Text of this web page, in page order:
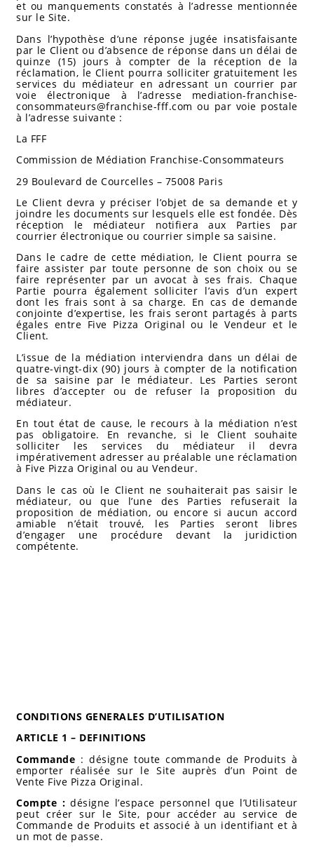
et ou manquements constatés à l’adresse mentionnée
sur le Site.
Dans l’hypothèse d’une réponse jugée insatisfaisante
par le Client ou d’absence de réponse dans un délai de
quinze (15) jours à compter de la réception de la
réclamation, le Client pourra solliciter gratuitement les
services du médiateur en adressant un courrier par
voie électronique à l’adresse mediation-franchise-
consommateurs@franchise-fff.com ou par voie postale
à l’adresse suivante :
La FFF
Commission de Médiation Franchise-Consommateurs
29 Boulevard de Courcelles – 75008 Paris
Le Client devra y préciser l’objet de sa demande et y
joindre les documents sur lesquels elle est fondée. Dès
réception le médiateur notifiera aux Parties par
courrier électronique ou courrier simple sa saisine.
Dans le cadre de cette médiation, le Client pourra se
faire assister par toute personne de son choix ou se
faire représenter par un avocat à ses frais. Chaque
Partie pourra également solliciter l’avis d’un expert
dont les frais sont à sa charge. En cas de demande
conjointe d’expertise, les frais seront partagés à parts
égales entre Five Pizza Original ou le Vendeur et le
Client.
L’issue de la médiation interviendra dans un délai de
quatre-vingt-dix (90) jours à compter de la notification
de sa saisine par le médiateur. Les Parties seront
libres d’accepter ou de refuser la proposition du
médiateur.
En tout état de cause, le recours à la médiation n’est
pas obligatoire. En revanche, si le Client souhaite
solliciter les services du médiateur il devra
impérativement adresser au préalable une réclamation
à Five Pizza Original ou au Vendeur.
Dans le cas où le Client ne souhaiterait pas saisir le
médiateur, ou que l’une des Parties refuserait la
proposition de médiation, ou encore si aucun accord
amiable n’était trouvé, les Parties seront libres
d’engager une procédure devant la juridiction
compétente.
CONDITIONS GENERALES D’UTILISATION
ARTICLE 1 – DEFINITIONS
Commande : désigne toute commande de Produits à
emporter réalisée sur le Site auprès d’un Point de
Vente Five Pizza Original.
Compte : désigne l’espace personnel que l’Utilisateur
peut créer sur le Site, pour accéder au service de
Commande de Produits et associé à un identifiant et à
un mot de passe.